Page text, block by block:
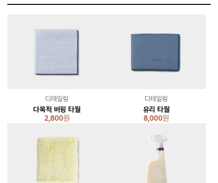
다목적 버핑 타월
2,800원
디테일링
유리 타월
8,000원
디테일링